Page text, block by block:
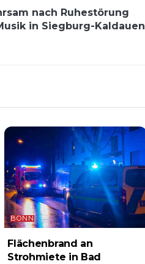
nach Ruhestörung
in Siegburg-Kaldauen
BONN
Flächenbrand an
Strohmiete in Bad